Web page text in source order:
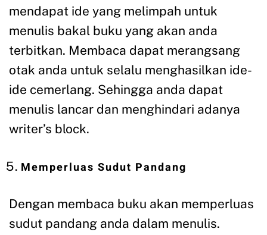
mendapat ide yang melimpah untuk
menulis bakal buku yang akan anda
terbitkan. Membaca dapat merangsang
otak anda untuk selalu menghasilkan ide-
ide cemerlang. Sehingga anda dapat
menulis lancar dan menghindari adanya
writer’s block.
Memperluas Sudut Pandang
Dengan membaca buku akan memperluas
sudut pandang anda dalam menulis.